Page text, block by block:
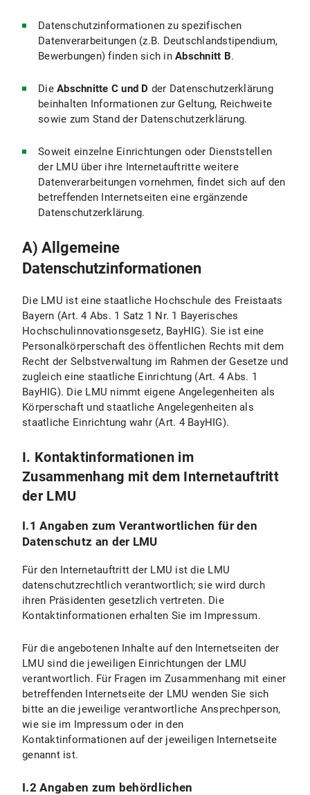
IV.2 Rechtsgrundlage für die Datenverarbeitung
IV.3 Dauer der Datenverarbeitung
IV.5 Wie passe ich die Cookie-Einstellungen in meinem Browser an?
V.1 Zweck und Umfang der Datenverarbeitung
V.2 Rechtsgrundlage für die Datenverarbeitung
V.4 Widerspruchs- und Beseitigungsmöglichkeit
V.5 Wie erfasst Matomo meinen Besuch zu den LMU-Internetseiten mit diesem Browser?
Persönliche Einstellungen
VI. Nutzung bereitgestellter Kommunikationsmittel
VI.1 Nutzung eines Kontaktformulars
VI.1.1 Umfang und Zweck der Datenverarbeitung
VI.1.2 Rechtsgrundlage der Datenverarbeitung
VI.1.3 Dauer der Datenverarbeitung
VI.2 Nutzung einer E-Mail-Adresse
VI.2.1 Umfang und Zweck der Datenverarbeitung
VI.2.2 Rechtsgrundlage der Datenverarbeitung
VI.2.4 Widerspruchs- und Beseitigungsmöglichkeit
VI.3 Nutzung der Online-Terminbuchung
VI.3.1 Umfang und Zweck der Datenverarbeitung
Datenschutzinformationen zu spezifischen
Datenverarbeitungen (z.B. Deutschlandstipendium,
Bewerbungen) finden sich in Abschnitt B.
DieAbschnitte C und D der Datenschutzerklärung
beinhalten Informationen zur Geltung, Reichweite
sowie zum Stand der Datenschutzerklärung.
Soweit einzelne Einrichtungen oder Dienststellen
der LMU über ihre Internetauftritte weitere
Datenverarbeitungen vornehmen, findet sich auf den
betreffenden Internetseiten eine ergänzende
Datenschutzerklärung.
A) Allgemeine
Datenschutzinformationen
Die LMU ist eine staatliche Hochschule des Freistaats
Bayern (Art. 4 Abs. 1 Satz 1 Nr. 1 Bayerisches
Hochschulinnovationsgesetz, BayHIG). Sie ist eine
Personalkörperschaft des öffentlichen Rechts mit dem
Recht der Selbstverwaltung im Rahmen der Gesetze und
zugleich eine staatliche Einrichtung (Art. 4 Abs. 1
BayHIG). Die LMU nimmt eigene Angelegenheiten als
Körperschaft und staatliche Angelegenheiten als
staatliche Einrichtung wahr (Art. 4 BayHIG).
I. Kontaktinformationen im
Zusammenhang mit dem Internetauftritt
der LMU
I.1 Angaben zum Verantwortlichen für den
Datenschutz an der LMU
Für den Internetauftritt der LMU ist die LMU
datenschutzrechtlich verantwortlich; sie wird durch
ihren Präsidenten gesetzlich vertreten. Die
Kontaktinformationen erhalten Sie im Impressum.
Für die angebotenen Inhalte auf den Internetseiten der
LMU sind die jeweiligen Einrichtungen der LMU
verantwortlich. Für Fragen im Zusammenhang mit einer
betreffenden Internetseite der LMU wenden Sie sich
bitte an die jeweilige verantwortliche Ansprechperson,
wie sie im Impressum oder in den
Kontaktinformationen auf der jeweiligen Internetseite
genannt ist.
I.2 Angaben zum behördlichen